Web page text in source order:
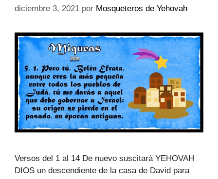
diciembre 3, 2021 por Mosqueteros de Yehovah
Versos del 1 al 14 De nuevo suscitará YEHOVAH
DIOS un descendiente de la casa de David para